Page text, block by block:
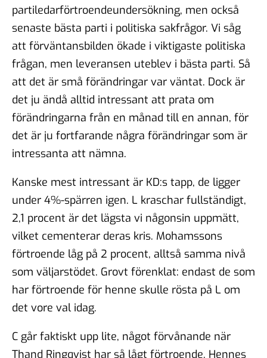
partiledarförtroendeundersökning, men också
senaste bästa parti i politiska sakfrågor. Vi såg
att förväntansbilden ökade i viktigaste politiska
frågan, men leveransen uteblev i bästa parti. Så
att det är små förändringar var väntat. Dock är
det ju ändå alltid intressant att prata om
förändringarna från en månad till en annan, för
det är ju fortfarande några förändringar som är
intressanta att nämna.
Kanske mest intressant är KD:s tapp, de ligger
under 4%-spärren igen. L kraschar fullständigt,
2,1 procent är det lägsta vi någonsin uppmätt,
vilket cementerar deras kris. Mohamssons
förtroende låg på 2 procent, alltså samma nivå
som väljarstödet. Grovt förenklat: endast de som
har förtroende för henne skulle rösta på L om
det vore val idag.
C går faktiskt upp lite, något förvånande när
Thand Ringqvist har så lågt förtroende. Hennes